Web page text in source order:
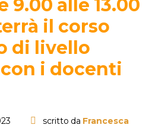
9.00 alle 13.00
il corso
di livello
i docenti
scritto da Francesca